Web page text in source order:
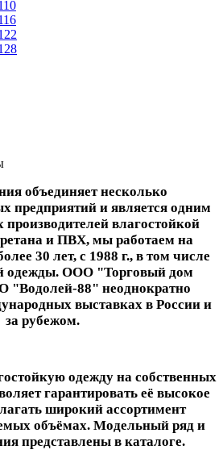
объединяет несколько
предприятий и является одним
влагостойкой
и ПВХ, мы работаем на
30 лет, с 1988 г., в том числе
одежды. ООО "Торговый дом
"Водолей-88" неоднократно
выставках в России и
за рубежом.
одежду на собственных
гарантировать её высокое
широкий ассортимент
объёмах. Модельный ряд и
представлены в каталоге.